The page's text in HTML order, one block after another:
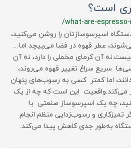
است؟
/what-are-
اسپرسوسازتان را روشن می‌کنید،
عطر قهوه در فضا می‌پیچد اما…
آن کرمای مخملی را دارد، نه آن
سریع سراغ تغییر قهوه می‌روند،
اما کمتر کسی به رسوب‌های پنهان
می‌کند.واقعیت این است که چه از یک
چه یک اسپرسوساز صنعتی با
تمیزکاری و رسوب‌زدایی منظم انجام
به‌طور جدی کاهش پیدا می‌کند.